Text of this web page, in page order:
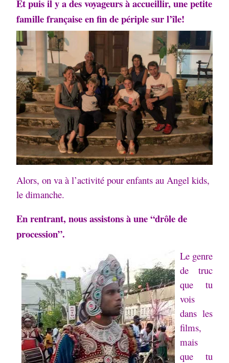
Et puis il y a des voyageurs à accueillir, une petite
famille française en fin de périple sur l’île!
Alors, on va à l’activité pour enfants au Angel kids,
le dimanche.
En rentrant, nous assistons à une “drôle de
procession”.
Le genre
de truc
que tu
vois
dans les
films,
mais
que tu